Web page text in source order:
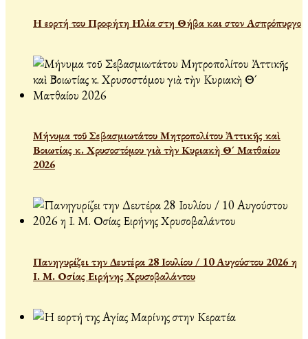
Η εορτή του Προφήτη Ηλία στη Θήβα και στον Ασπρόπυργο
Μήνυμα τοῦ Σεβασμιωτάτου Μητροπολίτου Ἀττικῆς καὶ
Βοιωτίας κ. Χρυσοστόμου γιὰ τὴν Κυριακὴ Θ´ Ματθαίου
2026
Πανηγυρίζει την Δευτέρα 28 Ιουλίου / 10 Αυγούστου 2026 η
Ι. Μ. Οσίας Ειρήνης Χρυσοβαλάντου